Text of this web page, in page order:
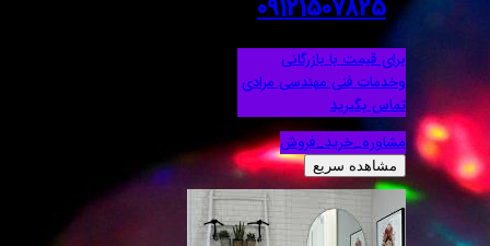
09121507825
برای قیمت با بازرگانی
وخدمات فنی مهندسی مرادی
تماس بگیرید
مشاوره_خرید_فروش
مشاهده سریع